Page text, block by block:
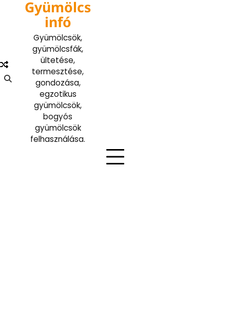
Gyümölcs
infó
Gyümölcsök,
gyümölcsfák,
ültetése,
termesztése,
gondozása,
egzotikus
gyümölcsök,
bogyós
gyümölcsök
felhasználása.